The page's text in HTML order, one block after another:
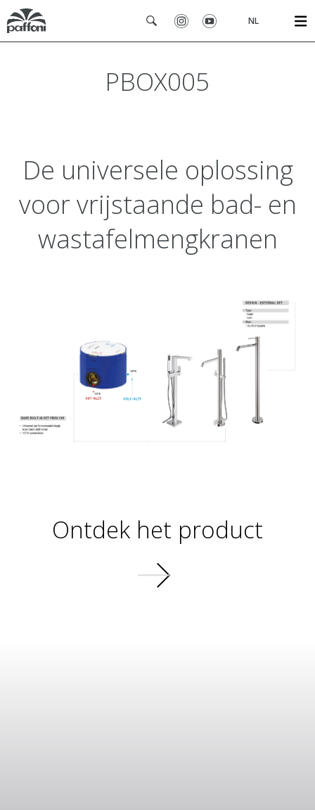
NL
PBOX005
De universele oplossing
voor vrijstaande bad- en
wastafelmengkranen
Ontdek het product